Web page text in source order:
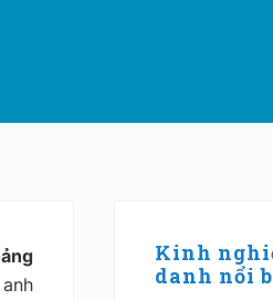
chính
Kinh
danh nổi